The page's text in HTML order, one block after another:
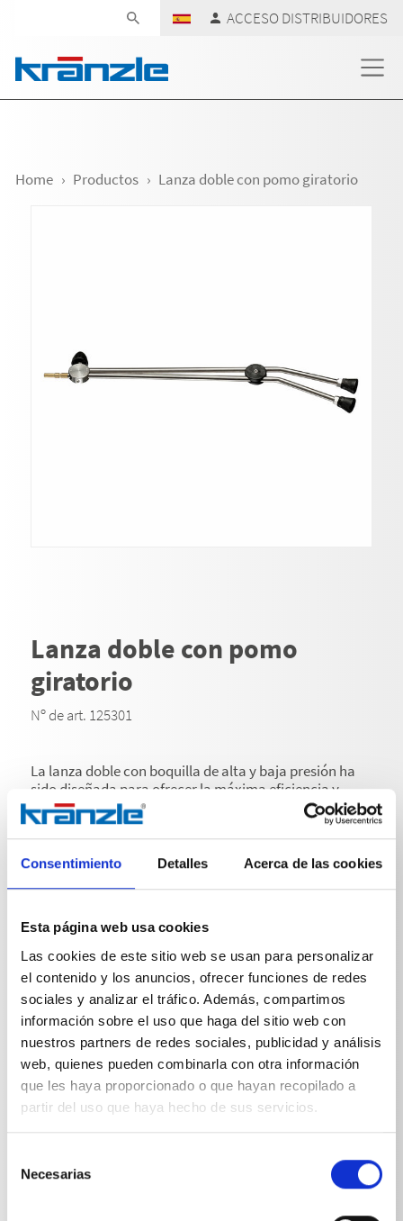
Consentimiento Detalles Acerca de las cookies
Esta página web usa cookies
Las cookies de este sitio web se usan para personalizar
el contenido y los anuncios, ofrecer funciones de redes
sociales y analizar el tráfico. Además, compartimos
información sobre el uso que haga del sitio web con
nuestros partners de redes sociales, publicidad y análisis
web, quienes pueden combinarla con otra información
que les haya proporcionado o que hayan recopilado a
partir del uso que haya hecho de sus servicios.
Necesarias
ACCESO DISTRIBUIDORES
Home Productos Lanza doble con pomo giratorio
Lanza doble con pomo
giratorio
Nº de art. 125301
La lanza doble con boquilla de alta y baja presión ha
sido diseñada para ofrecer la máxima eficiencia y
adaptabilidad en una amplia gama de tareas de
limpieza. Su ventaja es la capacidad de cambiar de
forma continua entre la aplicación de alta y baja
presión girando el puño rotativo, sin que el usuario
de baja presión más suave, perfecto para aplicar
detergentes, enjuagar superficies delicadas o realizar
lavados suaves. Este cambio rápido y cómodo
optimiza considerablemente el flujo de trabajo y
permite adaptarse con precisión al grado de suciedad
y a las características de la superficie.El volumen de
suministro incluye una tobera de baja presión D3035.
La boquilla de alta presión debe pedirse por separado.